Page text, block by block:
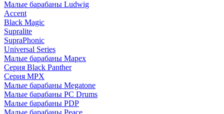
Малые барабаны Ludwig
Accent
Black Magic
Supralite
SupraPhonic
Universal Series
Малые барабаны Mapex
Серия Black Panther
Серия MPX
Малые барабаны Megatone
Малые барабаны PC Drums
Малые барабаны PDP
Малые барабаны Peace